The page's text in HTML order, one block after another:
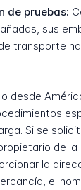
de pruebas:
sus
transporte
desde
Si se
de la
la
el